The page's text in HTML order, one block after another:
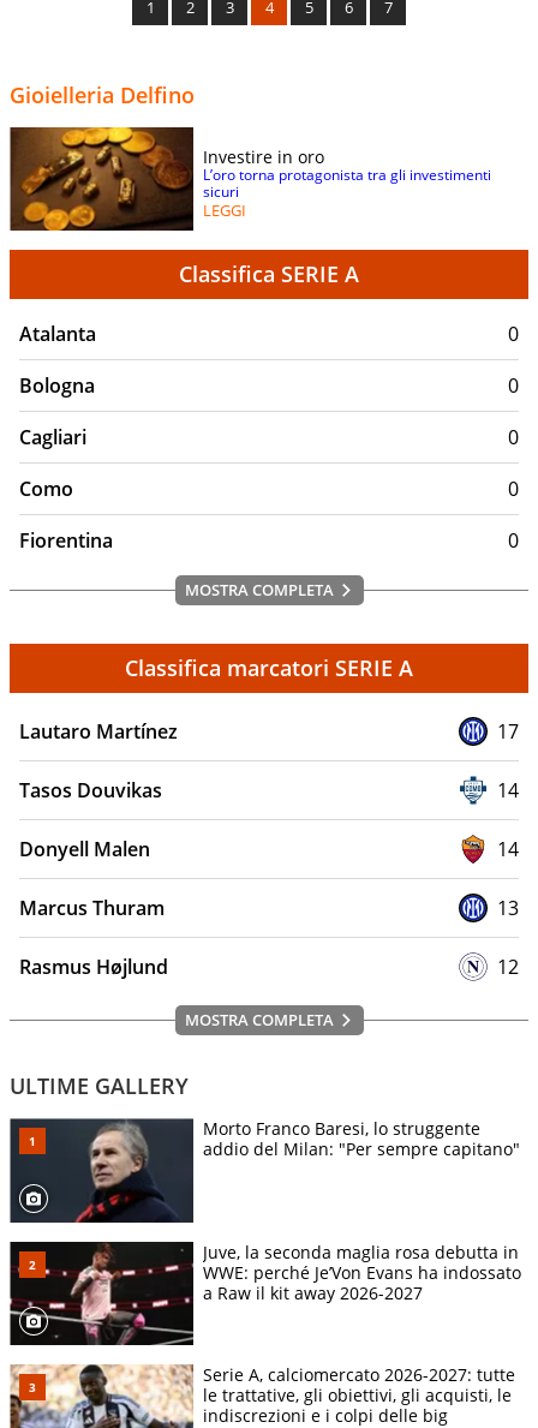
1 2 3 4 5 6 7
Gioielleria Delfino
Investire in oro
L’oro torna protagonista tra gli investimenti
sicuri
LEGGI
Classifica SERIE A
Atalanta
0
Bologna
0
Cagliari
0
Como
0
Fiorentina
0
MOSTRA COMPLETA
Classifica marcatori SERIE A
Lautaro Martínez 17
Tasos Douvikas 14
Donyell Malen 14
Marcus Thuram 13
Rasmus Højlund 12
MOSTRA COMPLETA
ULTIME GALLERY
Morto Franco Baresi, lo struggente
addio del Milan: "Per sempre capitano"
Juve, la seconda maglia rosa debutta in
WWE: perché Je’Von Evans ha indossato
a Raw il kit away 2026-2027
Serie A, calciomercato 2026-2027: tutte
le trattative, gli obiettivi, gli acquisti, le
indiscrezioni e i colpi delle big